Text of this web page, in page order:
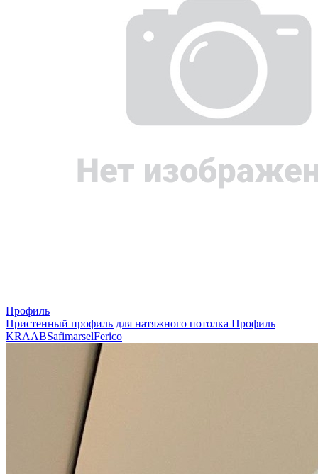
Профиль
Пристенный профиль для натяжного потолка Профиль
KRAABSafimarselFerico